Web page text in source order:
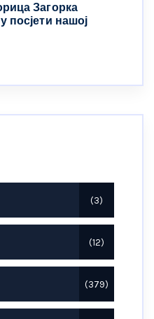
Загорка
посјети нашој
3
12
379